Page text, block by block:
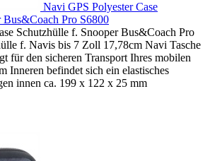
Navi GPS Polyester Case
Bus&Coach Pro S6800
Schutzhülle f. Snooper Bus&Coach Pro
f. Navis bis 7 Zoll 17,78cm Navi Tasche
für den sicheren Transport Ihres mobilen
Inneren befindet sich ein elastisches
innen ca. 199 x 122 x 25 mm